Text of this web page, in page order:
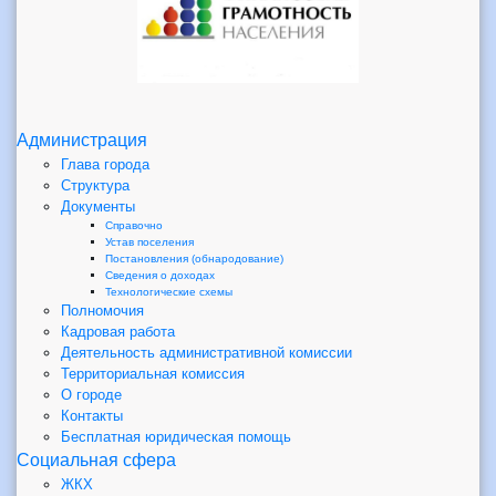
Администрация
Глава города
Структура
Документы
Справочно
Устав поселения
Постановления (обнародование)
Сведения о доходах
Технологические схемы
Полномочия
Кадровая работа
Деятельность административной комиссии
Территориальная комиссия
О городе
Контакты
Бесплатная юридическая помощь
Социальная сфера
ЖКХ